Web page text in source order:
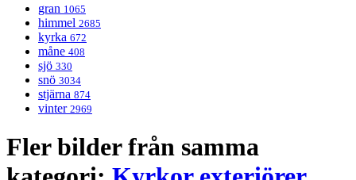
gran 1065
himmel 2685
kyrka 672
måne 408
sjö 330
snö 3034
stjärna 874
vinter 2969
Fler bilder från samma